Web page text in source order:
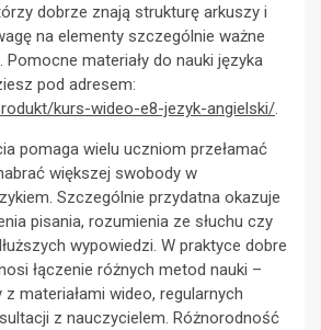
dobrze znają strukturę arkuszy i
na elementy szczególnie ważne
materiały do nauki języka
pod adresem:
kurs-wideo-e8-jezyk-angielski/.
pomaga wielu uczniom przełamać
większej swobody w
Szczególnie przydatna okazuje
pisania, rozumienia ze słuchu czy
wypowiedzi. W praktyce dobre
łączenie różnych metod nauki –
materiałami wideo, regularnych
z nauczycielem. Różnorodność